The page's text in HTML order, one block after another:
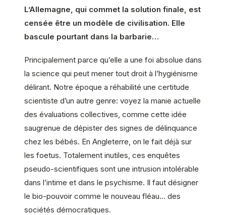
L’Allemagne, qui commet la solution finale, est
censée être un modèle de civilisation. Elle
bascule pourtant dans la barbarie…
Principalement parce qu’elle a une foi absolue dans
la science qui peut mener tout droit à l’hygiénisme
délirant. Notre époque a réhabilité une certitude
scientiste d’un autre genre: voyez la manie actuelle
des évaluations collectives, comme cette idée
saugrenue de dépister des signes de délinquance
chez les bébés. En Angleterre, on le fait déjà sur
les foetus. Totalement inutiles, ces enquêtes
pseudo-scientifiques sont une intrusion intolérable
dans l’intime et dans le psychisme. Il faut désigner
le bio-pouvoir comme le nouveau fléau… des
sociétés démocratiques.